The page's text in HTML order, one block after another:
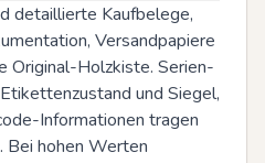
detaillierte Kaufbelege,
Versandpapiere
Original-Holzkiste. Serien-
und Siegel,
Informationen tragen
Bei hohen Werten